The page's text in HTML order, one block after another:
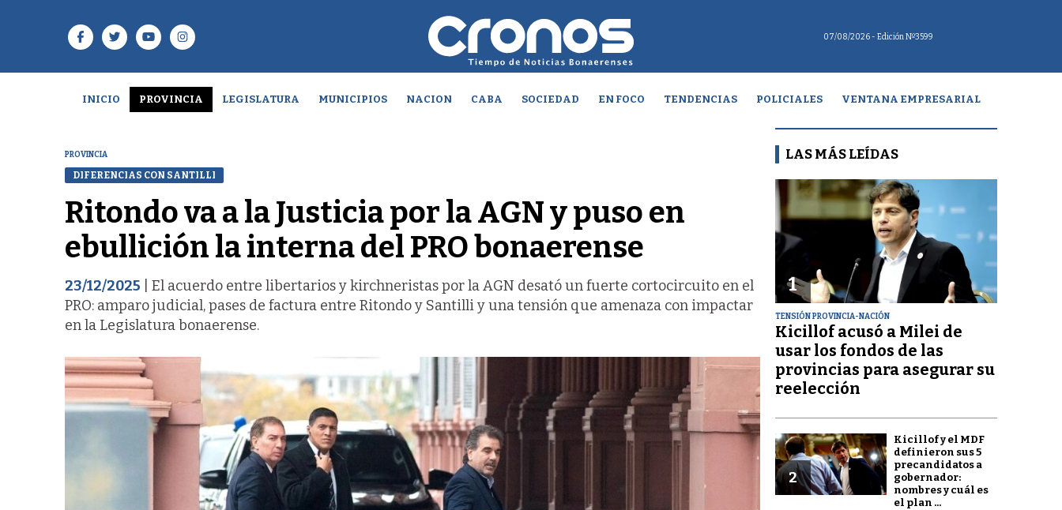
07/08/2026 - Edición Nº3599
INICIO PROVINCIA LEGISLATURA MUNICIPIOS NACION CABA SOCIEDAD EN FOCO TENDENCIAS POLICIALES VENTANA EMPRESARIAL
PROVINCIA
DIFERENCIAS CON SANTILLI
Ritondo va a la Justicia por la AGN y puso en
ebullición la interna del PRO bonaerense
23/12/2025 | El acuerdo entre libertarios y kirchneristas por la AGN desató un fuerte cortocircuito en el
PRO: amparo judicial, pases de factura entre Ritondo y Santilli y una tensión que amenaza con impactar
en la Legislatura bonaerense.
LAS MÁS LEÍDAS
1
TENSIÓN PROVINCIA-NACIÓN
Kicillof acusó a Milei de
usar los fondos de las
provincias para asegurar su
reelección
2
Kicillof y el MDF
definieron sus 5
precandidatos a
gobernador:
nombres y cuál es
el plan ...